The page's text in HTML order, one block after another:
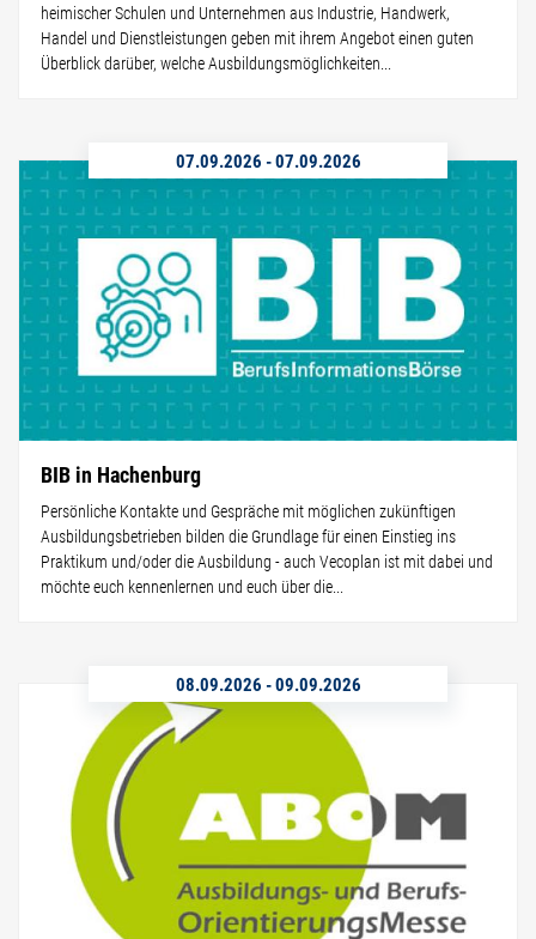
heimischer Schulen und Unternehmen aus Industrie, Handwerk,
Handel und Dienstleistungen geben mit ihrem Angebot einen guten
Überblick darüber, welche Ausbildungsmöglichkeiten...
07.09.2026 -07.09.2026
BIB in Hachenburg
Persönliche Kontakte und Gespräche mit möglichen zukünftigen
Ausbildungsbetrieben bilden die Grundlage für einen Einstieg ins
Praktikum und/oder die Ausbildung - auch Vecoplan ist mit dabei und
möchte euch kennenlernen und euch über die...
08.09.2026 -09.09.2026